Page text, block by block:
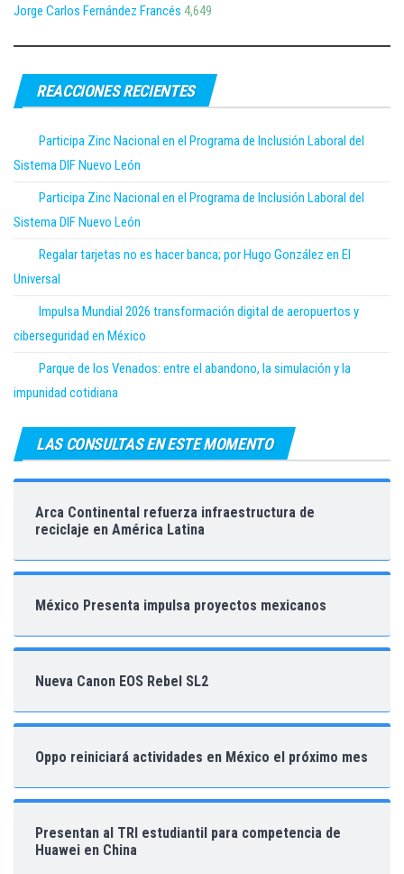
Jorge Carlos Fernández Francés 4,649
REACCIONES RECIENTES
Participa Zinc Nacional en el Programa de Inclusión Laboral del
Sistema DIF Nuevo León
Participa Zinc Nacional en el Programa de Inclusión Laboral del
Sistema DIF Nuevo León
Regalar tarjetas no es hacer banca; por Hugo González en El
Universal
Impulsa Mundial 2026 transformación digital de aeropuertos y
ciberseguridad en México
Parque de los Venados: entre el abandono, la simulación y la
impunidad cotidiana
LAS CONSULTAS EN ESTE MOMENTO
Arca Continental refuerza infraestructura de
reciclaje en América Latina
México Presenta impulsa proyectos mexicanos
Nueva Canon EOS Rebel SL2
Oppo reiniciará actividades en México el próximo mes
Presentan al TRI estudiantil para competencia de
Huawei en China